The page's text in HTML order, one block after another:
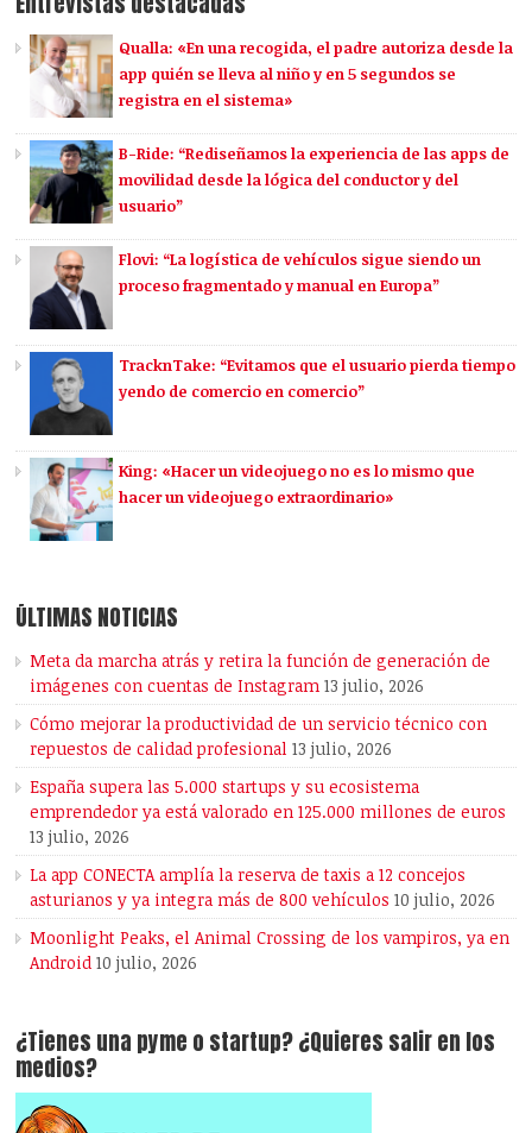
Qualla: «En una recogida, el padre autoriza desde la
app quién se lleva al niño y en 5 segundos se
registra en el sistema»
B-Ride: “Rediseñamos la experiencia de las apps de
movilidad desde la lógica del conductor y del
usuario”
Flovi: “La logística de vehículos sigue siendo un
proceso fragmentado y manual en Europa”
TracknTake: “Evitamos que el usuario pierda tiempo
yendo de comercio en comercio”
King: «Hacer un videojuego no es lo mismo que
hacer un videojuego extraordinario»
ÚLTIMAS NOTICIAS
Meta da marcha atrás y retira la función de generación de
imágenes con cuentas de Instagram 13 julio, 2026
Cómo mejorar la productividad de un servicio técnico con
repuestos de calidad profesional 13 julio, 2026
España supera las 5.000 startups y su ecosistema
emprendedor ya está valorado en 125.000 millones de euros
13 julio, 2026
La app CONECTA amplía la reserva de taxis a 12 concejos
asturianos y ya integra más de 800 vehículos 10 julio, 2026
Moonlight Peaks, el Animal Crossing de los vampiros, ya en
Android 10 julio, 2026
¿Tienes una pyme o startup? ¿Quieres salir en los
medios?